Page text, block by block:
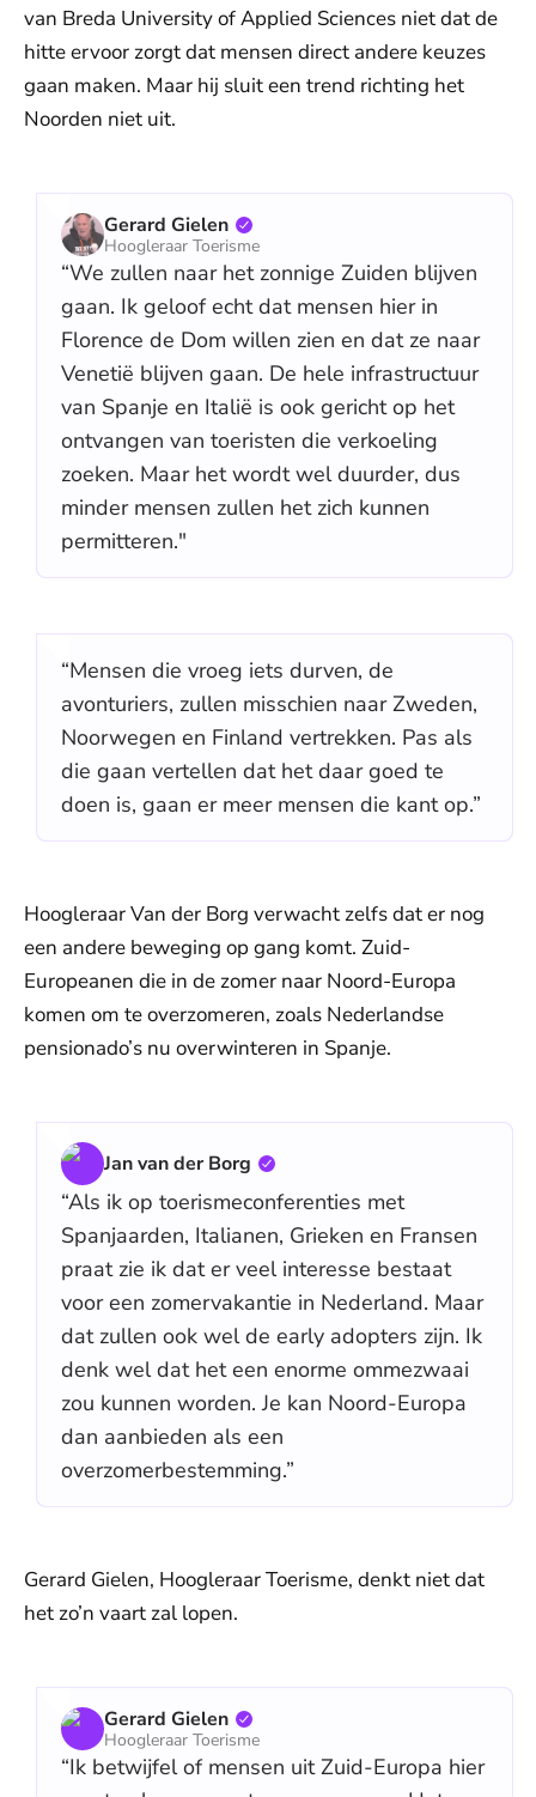
van Breda University of Applied Sciences niet dat de
hitte ervoor zorgt dat mensen direct andere keuzes
gaan maken. Maar hij sluit een trend richting het
Noorden niet uit.
Gerard Gielen
Hoogleraar Toerisme
“We zullen naar het zonnige Zuiden blijven
gaan. Ik geloof echt dat mensen hier in
Florence de Dom willen zien en dat ze naar
Venetië blijven gaan. De hele infrastructuur
van Spanje en Italië is ook gericht op het
ontvangen van toeristen die verkoeling
zoeken. Maar het wordt wel duurder, dus
minder mensen zullen het zich kunnen
permitteren."
“Mensen die vroeg iets durven, de
avonturiers, zullen misschien naar Zweden,
Noorwegen en Finland vertrekken. Pas als
die gaan vertellen dat het daar goed te
doen is, gaan er meer mensen die kant op.”
Hoogleraar Van der Borg verwacht zelfs dat er nog
een andere beweging op gang komt. Zuid-
Europeanen die in de zomer naar Noord-Europa
komen om te overzomeren, zoals Nederlandse
pensionado’s nu overwinteren in Spanje.
Jan van der Borg
“Als ik op toerismeconferenties met
Spanjaarden, Italianen, Grieken en Fransen
praat zie ik dat er veel interesse bestaat
voor een zomervakantie in Nederland. Maar
dat zullen ook wel de early adopters zijn. Ik
denk wel dat het een enorme ommezwaai
zou kunnen worden. Je kan Noord-Europa
dan aanbieden als een
overzomerbestemming.”
Gerard Gielen, Hoogleraar Toerisme, denkt niet dat
het zo’n vaart zal lopen.
Gerard Gielen
Hoogleraar Toerisme
“Ik betwijfel of mensen uit Zuid-Europa hier